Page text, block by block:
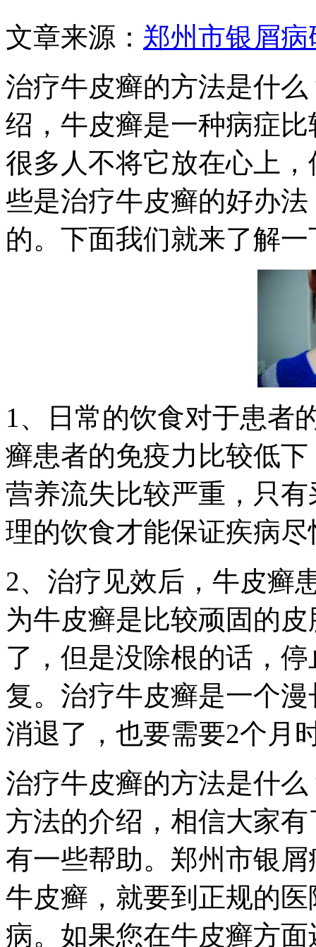
文章来源： 郑州市银屑病
治疗牛皮癣的方法是什么
绍，牛皮癣是一种病症
很多人不将它放在心上
些是治疗牛皮癣的好办
的。下面我们就来了解
1、日常的饮食对于患者
癣患者的免疫力比较低
营养流失比较严重，只
理的饮食才能保证疾病
2、治疗见效后，牛皮癣
为牛皮癣是比较顽固的
了，但是没除根的话，
复。治疗牛皮癣是一个
消退了，也要需要2个月
治疗牛皮癣的方法是什
方法的介绍，相信大家
有一些帮助。郑州市银
牛皮癣，就要到正规的
病。如果您在牛皮癣方